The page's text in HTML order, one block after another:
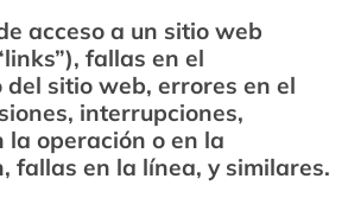
acceso a un sitio web
fallas en el
del sitio web, errores en el
interrupciones,
la operación o en la
fallas en la línea, y similares.